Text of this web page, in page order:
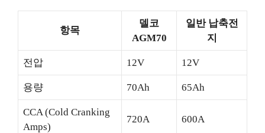
항목
델코
AGM70
일반 납축전
지
전압 12V 12V
용량 70Ah 65Ah
CCA (Cold Cranking
Amps)
720A 600A